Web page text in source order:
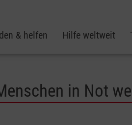
& helfen Hilfe weltweit
in Not